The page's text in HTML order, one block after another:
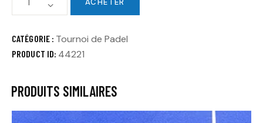
CATÉGORIE : Tournoi de Padel
PRODUCT ID: 44221
PRODUITS SIMILAIRES